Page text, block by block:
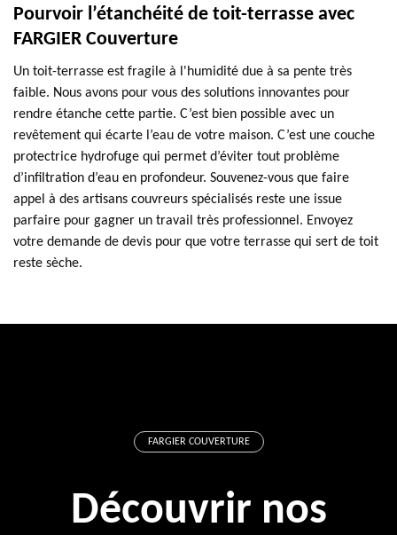
Pourvoir l’étanchéité de toit-terrasse avec
FARGIER Couverture
Un toit-terrasse est fragile à l'humidité due à sa pente très
faible. Nous avons pour vous des solutions innovantes pour
rendre étanche cette partie. C’est bien possible avec un
revêtement qui écarte l’eau de votre maison. C’est une couche
protectrice hydrofuge qui permet d’éviter tout problème
d’infiltration d’eau en profondeur. Souvenez-vous que faire
appel à des artisans couvreurs spécialisés reste une issue
parfaire pour gagner un travail très professionnel. Envoyez
votre demande de devis pour que votre terrasse qui sert de toit
reste sèche.
FARGIER COUVERTURE
Découvrir nos